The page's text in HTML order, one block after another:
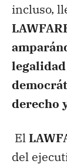
incluso,
derecho
El
del